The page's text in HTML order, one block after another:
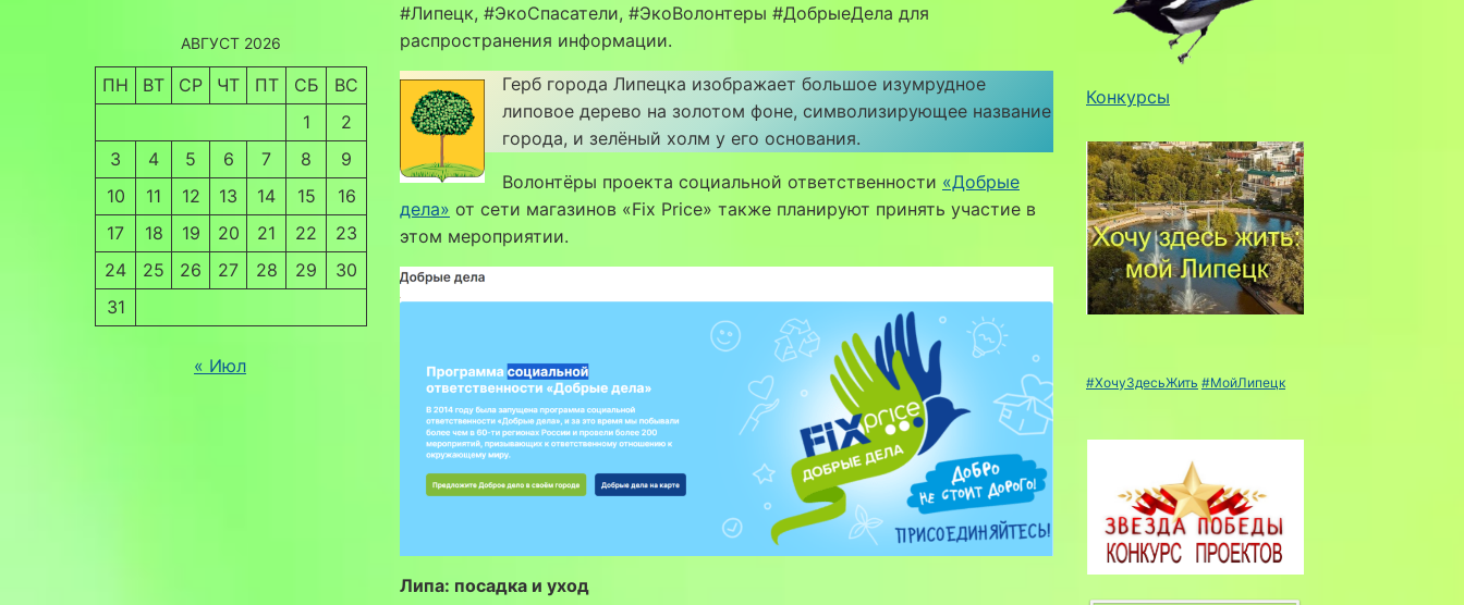
АВГУСТ 2026
ПН ВТ СР ЧТ ПТ СБ
ВС
1
2
3
4 5 6 7 8
9
10
11 12 13 14 15
16
17
18 19 20 21 22
23
24
25 26 27 28 29
30
31
« Июл
#Липецк, #ЭкоСпасатели, #ЭкоВолонтеры #ДобрыеДела для
распространения информации.
Герб города Липецка изображает большое изумрудное
липовое дерево на золотом фоне, символизирующее название
города, и зелёный холм у его основания.
Волонтёры проекта социальной ответственности «Добрые
дела» от сети магазинов «Fix Price» также планируют принять участие в
этом мероприятии.
Липа: посадка и уход
Конкурсы
#ХочуЗдесьЖить #МойЛипецк